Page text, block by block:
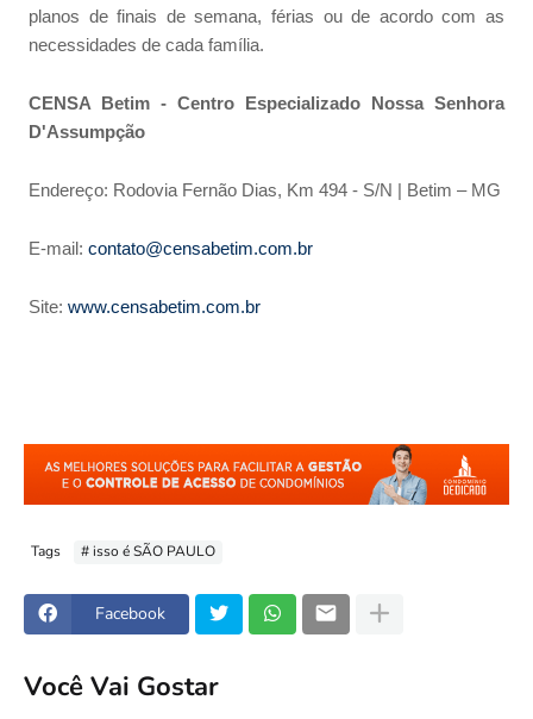
planos de finais de semana, férias ou de acordo com as
necessidades de cada família.
CENSA Betim - Centro Especializado Nossa Senhora
D'Assumpção
Endereço: Rodovia Fernão Dias, Km 494 - S/N | Betim – MG
E-mail: contato@censabetim.com.br
Site: www.censabetim.com.br
Tags # isso é SÃO PAULO
Facebook
Você Vai Gostar